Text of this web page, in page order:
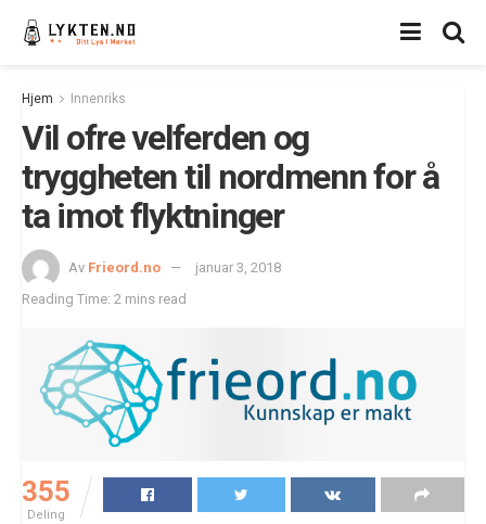
Hjem Innenriks
Vil ofre velferden og
tryggheten til nordmenn for å
ta imot flyktninger
Av Frieord.no
januar 3, 2018
Reading Time: 2 mins read
355
Deling